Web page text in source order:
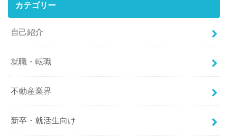
カテゴリー
自己紹介
就職・転職
不動産業界
新卒・就活生向け